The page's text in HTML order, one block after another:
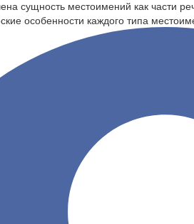
сущность местоимений как части
особенности каждого типа